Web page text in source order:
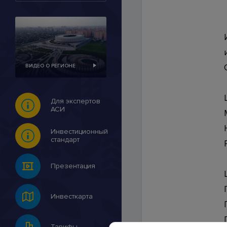
ВИДЕО О РЕГИОНЕ
Для экспертов
АСИ
Инвестиционный
стандарт
Презентация
Инвесткарта
© 2007-2026